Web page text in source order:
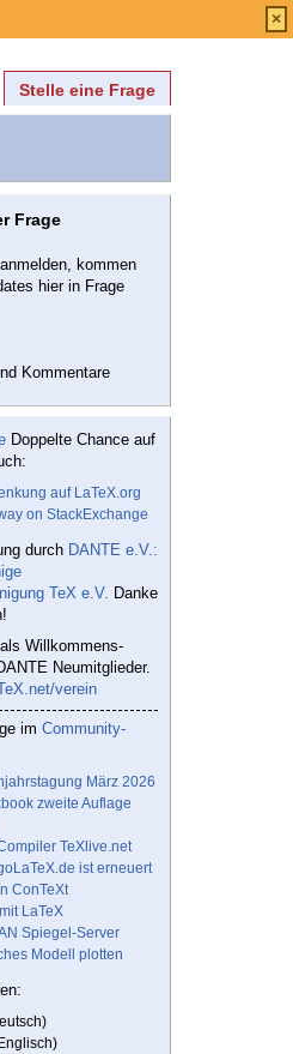
Stelle eine Frage
Frage
kommen
hier in Frage
Kommentare
Doppelte Chance auf
auf LaTeX.org
on StackExchange
durch DANTE e.V.:
TeX e.V. Danke
Willkommens-
Neumitglieder.
verein
im Community-
März 2026
zweite Auflage
TeXlive.net
ist erneuert
ConTeXt
LaTeX
Spiegel-Server
Modell plotten
×